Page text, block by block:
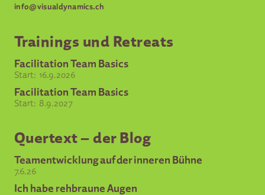
info@visualdynamics.ch
Trainings und Retreats
Facilitation Team Basics
Start: 16.9.2026
Facilitation Team Basics
Start: 8.9.2027
Quertext – der Blog
Teamentwicklung auf der inneren Bühne
7.6.26
Ich habe rehbraune Augen